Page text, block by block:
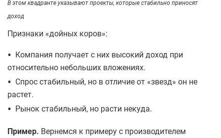
В этом квадранте указывают проекты, которые стабильно приносят
доход
Признаки «дойных коров»:
• Компания получает с них высокий доход при
относительно небольших вложениях.
• Спрос стабильный, но в отличие от «звезд» он не
растет.
• Рынок стабильный, но расти некуда.
Пример. Вернемся к примеру с производителем